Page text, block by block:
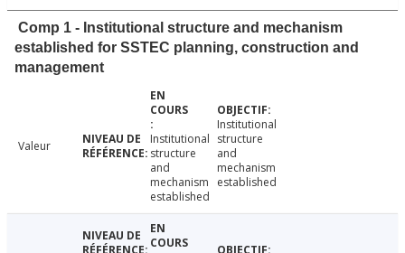
Comp 1 - Institutional structure and mechanism
established for SSTEC planning, construction and
management
Valeur
Institutional
structure
and
mechanism
established
Institutional
structure
and
mechanism
established